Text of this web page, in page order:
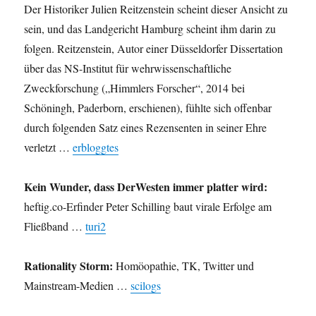
Der Historiker Julien Reitzenstein scheint dieser Ansicht zu
sein, und das Landgericht Hamburg scheint ihm darin zu
folgen. Reitzenstein, Autor einer Düsseldorfer Dissertation
über das NS-Institut für wehrwissenschaftliche
Zweckforschung („Himmlers Forscher“, 2014 bei
Schöningh, Paderborn, erschienen), fühlte sich offenbar
durch folgenden Satz eines Rezensenten in seiner Ehre
verletzt …erbloggtes
Kein Wunder, dass DerWesten immer platter wird:
heftig.co-Erfinder Peter Schilling baut virale Erfolge am
Fließband …turi2
Rationality Storm: Homöopathie, TK, Twitter und
Mainstream-Medien …scilogs